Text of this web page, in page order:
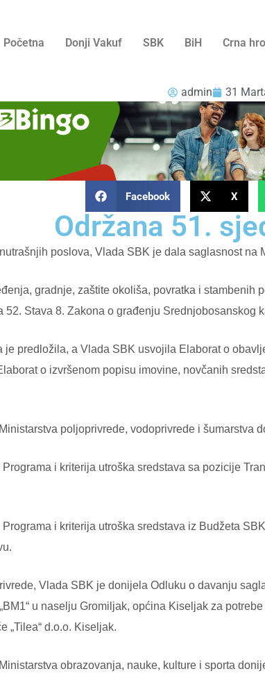
Početna Donji Vakuf SBK BiH Crna
admin 31
Facebook X
Održana 51.
poslova, Vlada SBK je dala saglasnost
gradnje, zaštite okoliša, povratka i
52. Stava 8. Zakona o građenju Srednjobosanskog
predložila, a Vlada SBK usvojila Elaborat o
o izvršenom popisu imovine, novčanih
poljoprivrede, vodoprivrede i šumarstva
i kriterija utroška sredstava sa pozicije
i kriterija utroška sredstava iz Budžeta SBK
Vlada SBK je donijela Odluku o davanju
u naselju Gromiljak, općina Kiseljak za
„Tilea“ d.o.o. Kiseljak.
obrazovanja, nauke, kulture i sporta